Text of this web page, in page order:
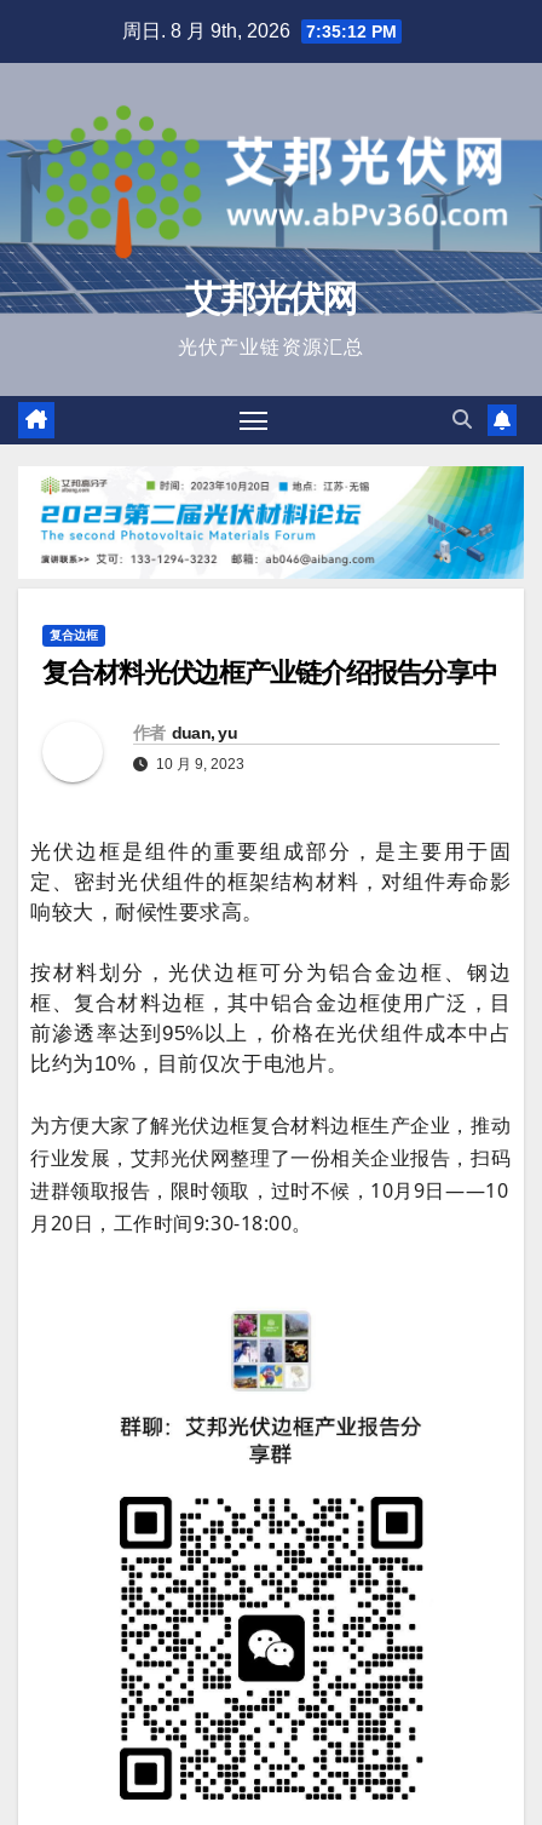
周日. 8 月 9th, 2026 7:35:14 PM
艾邦光伏网
光伏产业链资源汇总
复合边框
复合材料光伏边框产业链介绍报告分享中
作者 duan, yu
10 月 9, 2023
光伏边框是组件的重要组成部分，是主要用于固
定、密封光伏组件的框架结构材料，对组件寿命影
响较大，耐候性要求高。
按材料划分，光伏边框可分为铝合金边框、钢边
框、复合材料边框，其中铝合金边框使用广泛，目
前渗透率达到95%以上，价格在光伏组件成本中占
比约为10%，目前仅次于电池片。
为方便大家了解光伏边框复合材料边框生产企业 ，推动
行业发展，艾邦光伏网整理了一份相关企业报告，扫码
进群领取报告，限时领取，过时不候，10月9日——10
月20日，工作时间9:30-18:00。